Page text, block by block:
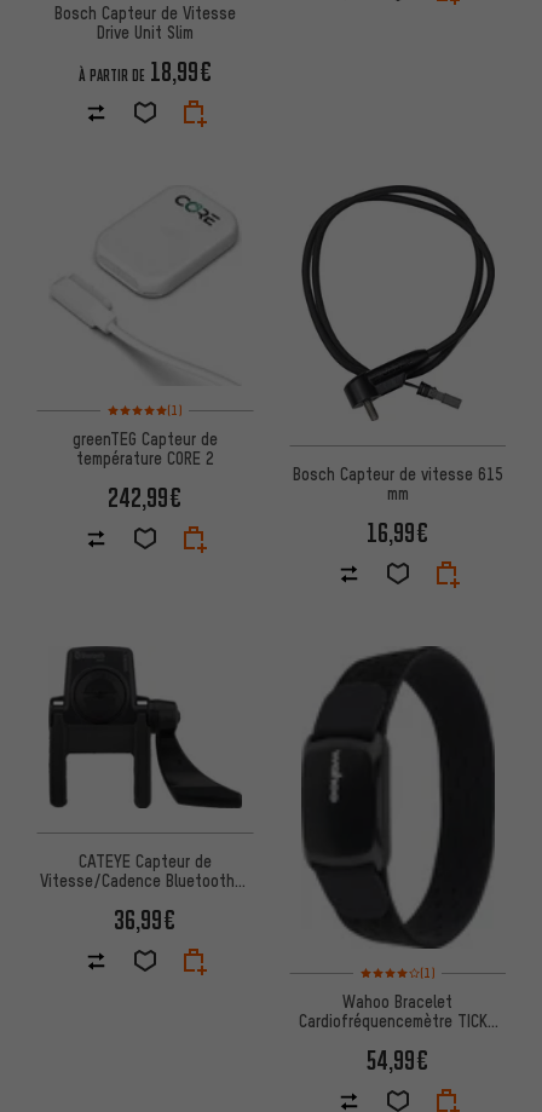
Bosch Capteur de Vitesse
Drive Unit Slim
À PARTIR DE 18,99€
Note moyenne : 5 sur 5 d'après 1 avis
(1)
greenTEG Capteur de
température CORE 2
242,99€
Bosch Capteur de vitesse 615
mm
16,99€
CATEYE Capteur de
Vitesse/Cadence Bluetooth®
36,99€
Note moyenne : 4 sur 5
(1)
Wahoo Bracelet
Cardiofréquencemètre TICKR
54,99€